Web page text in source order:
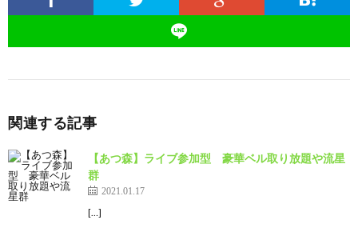
関連する記事
【あつ森】ライブ参加型 豪華ベル取り放題や流星
群
2021.01.17
[…]